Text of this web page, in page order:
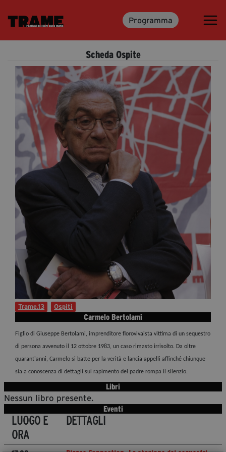
Programma
Trame.15
Libri
Media & Press
News & Kit
Accrediti Stampa
Cartella Stampa
Rassegna Stampa
Partecipa
Diventa Partner
Dona
Fondazione Trame
Chi Siamo
Civico Trame
#Trameascuola
Visioni Civiche
Mostra 3D - Visioni Civiche
Il Diritto di Essere
Archivio Storico
Contatti
Scheda Ospite
Carmelo Bertolami
Figlio di Giuseppe Bertolami, imprenditore florovivaista vittima di un sequestro
di persona avvenuto il 12 ottobre 1983, un caso rimasto irrisolto. Da oltre
quarant'anni, Carmelo si batte per la verità e lancia appelli affinché chiunque
sia a conoscenza di dettagli sul rapimento del padre rompa il silenzio.
Trame.13 Ospiti
Libri
Nessun libro presente.
Eventi
LUOGO E
ORA
DETTAGLI